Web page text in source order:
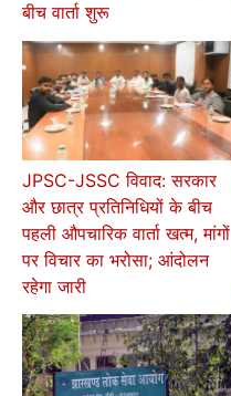
बीच वार्ता शुरू
JPSC-JSSC विवाद: सरकार
और छात्र प्रतिनिधियों के बीच
पहली औपचारिक वार्ता खत्म, मांगों
पर विचार का भरोसा; आंदोलन
रहेगा जारी